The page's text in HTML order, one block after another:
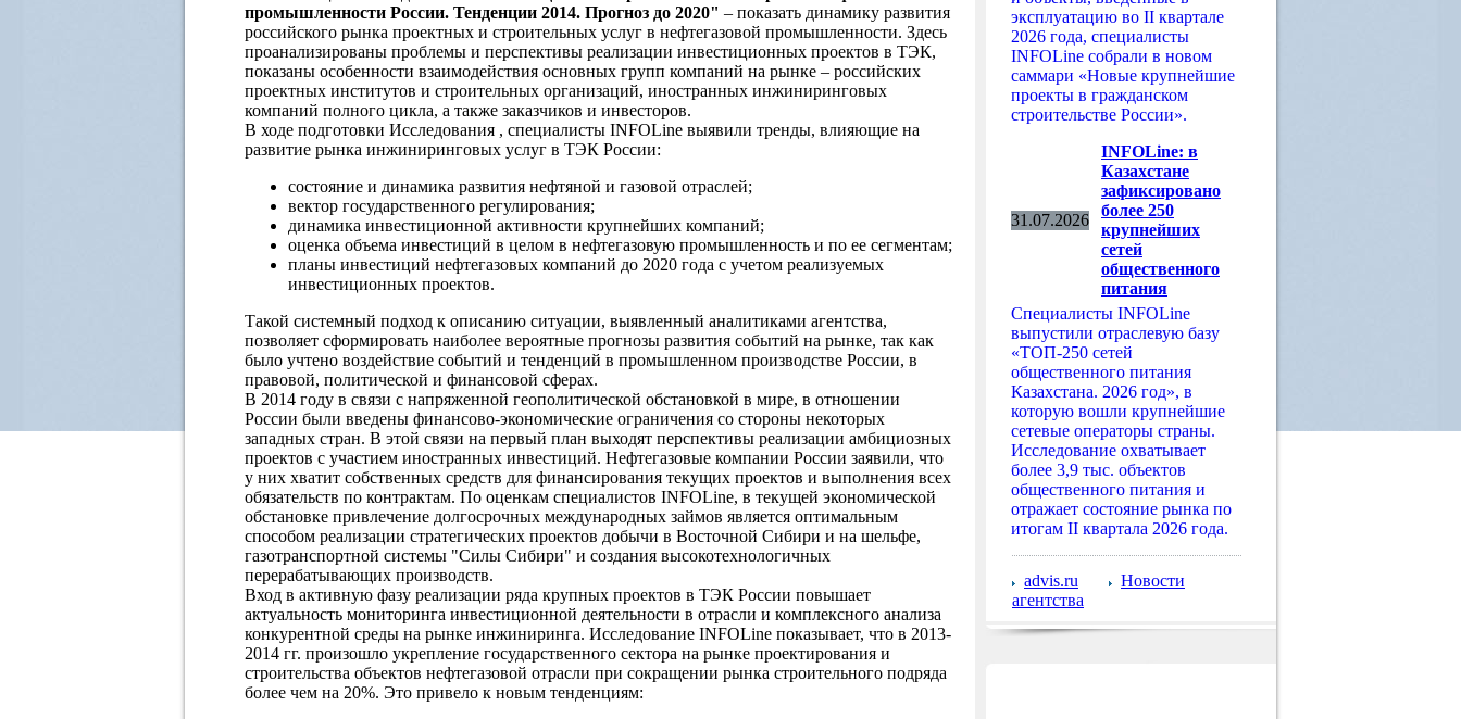
промышленности России. Тенденции 2014. Прогноз до 2020" – показать динамику развития
российского рынка проектных и строительных услуг в нефтегазовой промышленности. Здесь
проанализированы проблемы и перспективы реализации инвестиционных проектов в ТЭК,
показаны особенности взаимодействия основных групп компаний на рынке – российских
проектных институтов и строительных организаций, иностранных инжиниринговых
компаний полного цикла, а также заказчиков и инвесторов.
В ходе подготовки Исследования , специалисты INFOLine выявили тренды, влияющие на
развитие рынка инжиниринговых услуг в ТЭК России:
состояние и динамика развития нефтяной и газовой отраслей;
вектор государственного регулирования;
динамика инвестиционной активности крупнейших компаний;
оценка объема инвестиций в целом в нефтегазовую промышленность и по ее сегментам;
планы инвестиций нефтегазовых компаний до 2020 года с учетом реализуемых
инвестиционных проектов.
Такой системный подход к описанию ситуации, выявленный аналитиками агентства,
позволяет сформировать наиболее вероятные прогнозы развития событий на рынке, так как
было учтено воздействие событий и тенденций в промышленном производстве России, в
правовой, политической и финансовой сферах.
В 2014 году в связи с напряженной геополитической обстановкой в мире, в отношении
России были введены финансово-экономические ограничения со стороны некоторых
западных стран. В этой связи на первый план выходят перспективы реализации амбициозных
проектов с участием иностранных инвестиций. Нефтегазовые компании России заявили, что
у них хватит собственных средств для финансирования текущих проектов и выполнения всех
обязательств по контрактам. По оценкам специалистов INFOLine, в текущей экономической
обстановке привлечение долгосрочных международных займов является оптимальным
способом реализации стратегических проектов добычи в Восточной Сибири и на шельфе,
газотранспортной системы "Силы Сибири" и создания высокотехнологичных
перерабатывающих производств.
Вход в активную фазу реализации ряда крупных проектов в ТЭК России повышает
актуальность мониторинга инвестиционной деятельности в отрасли и комплексного анализа
конкурентной среды на рынке инжиниринга. Исследование INFOLine показывает, что в 2013-
2014 гг. произошло укрепление государственного сектора на рынке проектирования и
строительства объектов нефтегазовой отрасли при сокращении рынка строительного подряда
более чем на 20%. Это привело к новым тенденциям:
эксплуатацию во II квартале
2026 года, специалисты
INFOLine собрали в новом
саммари «Новые крупнейшие
проекты в гражданском
строительстве России».
31.07.2026
INFOLine: в
Казахстане
зафиксировано
более 250
крупнейших
сетей
общественного
питания
Специалисты INFOLine
выпустили отраслевую базу
«ТОП-250 сетей
общественного питания
Казахстана. 2026 год», в
которую вошли крупнейшие
сетевые операторы страны.
Исследование охватывает
более 3,9 тыс. объектов
общественного питания и
отражает состояние рынка по
итогам II квартала 2026 года.
advis.ru
Новости
агентства